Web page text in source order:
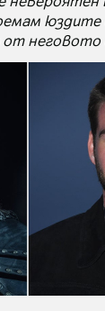
юздите
от неговото